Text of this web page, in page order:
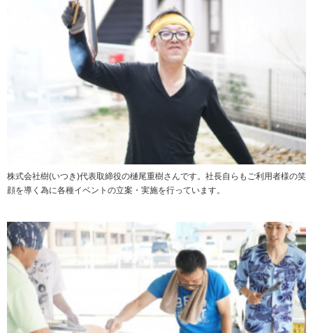
株式会社樹(いつき)代表取締役の樋尾重樹さんです。社長自らもご利用者様の笑
顔を導く為に各種イベントの立案・実施を行っています。